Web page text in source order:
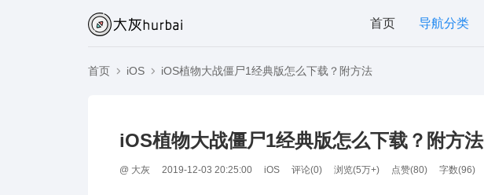
首页 导航分类
首页 iOS iOS植物大战僵尸1经典版怎么下载？附方法
iOS植物大战僵尸1经典版怎么下载？附方法
@ 大灰 2019-12-03 20:25:00 iOS 评论(0) 浏览(5万+) 点赞(80) 字数(96)